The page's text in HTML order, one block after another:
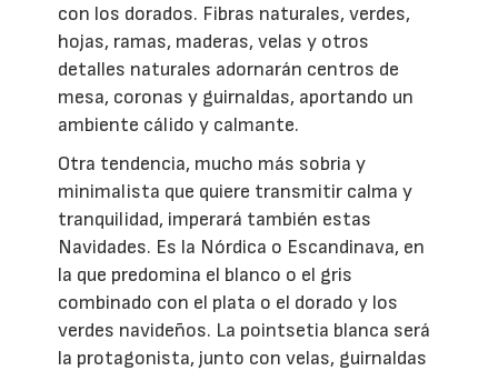
con los dorados. Fibras naturales, verdes,
hojas, ramas, maderas, velas y otros
detalles naturales adornarán centros de
mesa, coronas y guirnaldas, aportando un
ambiente cálido y calmante.
Otra tendencia, mucho más sobria y
minimalista que quiere transmitir calma y
tranquilidad, imperará también estas
Navidades. Es la Nórdica o Escandinava, en
la que predomina el blanco o el gris
combinado con el plata o el dorado y los
verdes navideños. La pointsetia blanca será
la protagonista, junto con velas, guirnaldas